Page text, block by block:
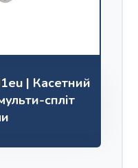
| Касетний
спліт